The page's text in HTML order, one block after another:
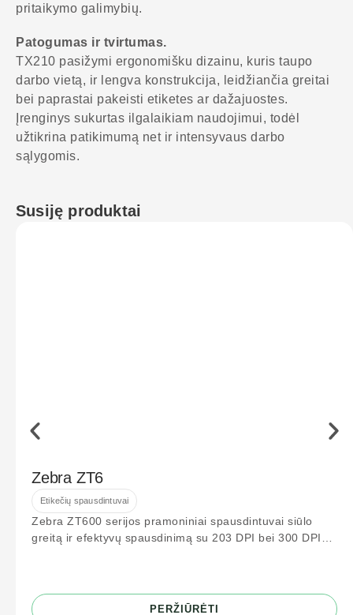
pritaikymo galimybių.
Patogumas ir tvirtumas.
TX210 pasižymi ergonomišku dizainu, kuris taupo
darbo vietą, ir lengva konstrukcija, leidžiančia greitai
bei paprastai pakeisti etiketes ar dažajuostes.
Įrenginys sukurtas ilgalaikiam naudojimui, todėl
užtikrina patikimumą net ir intensyvaus darbo
sąlygomis.
Susiję produktai
Zebra ZT6
Etikečių spausdintuvai
Zebra ZT600 serijos pramoniniai spausdintuvai siūlo
greitą ir efektyvų spausdinimą su 203 DPI bei 300 DPI
PERŽIŪRĖTI